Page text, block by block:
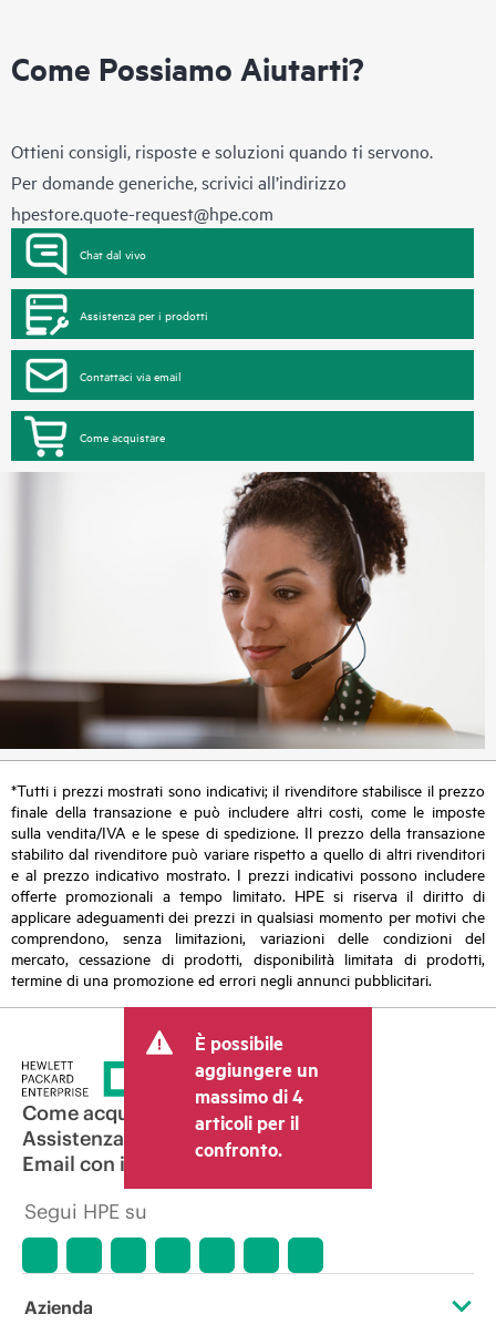
Come Possiamo Aiutarti?
Ottieni consigli, risposte e soluzioni quando ti servono.
Per domande generiche, scrivici all’indirizzo
hpestore.quote-request@hpe.com
Chat dal vivo
Assistenza per i prodotti
Contattaci via email
Come acquistare
*Tutti i prezzi mostrati sono indicativi; il rivenditore stabilisce il prezzo
finale della transazione e può includere altri costi, come le imposte
sulla vendita/IVA e le spese di spedizione. Il prezzo della transazione
stabilito dal rivenditore può variare rispetto a quello di altri rivenditori
e al prezzo indicativo mostrato. I prezzi indicativi possono includere
offerte promozionali a tempo limitato. HPE si riserva il diritto di
applicare adeguamenti dei prezzi in qualsiasi momento per motivi che
comprendono, senza limitazioni, variazioni delle condizioni del
mercato, cessazione di prodotti, disponibilità limitata di prodotti,
termine di una promozione ed errori negli annunci pubblicitari.
È possibile
aggiungere un
massimo di 4
articoli per il
confronto.
Come acquistare
Assistenza per i prodotti
Email con il commerciale
Segui HPE su
Azienda